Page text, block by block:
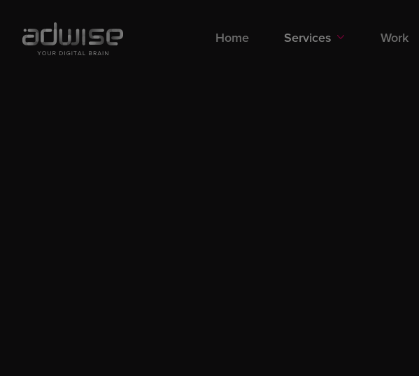
Home Services Work